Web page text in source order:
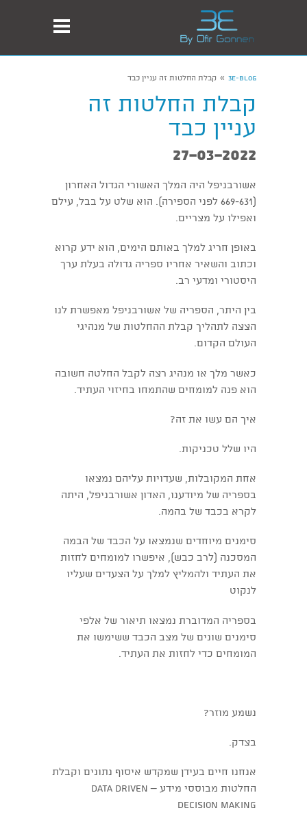
3E-Blog
» קבלת החלטות זה עניין כבד
קבלת החלטות זה
עניין כבד
27-03-2022
אשורבניפל היה המלך האשורי הגדול האחרון
(669-631 לפני הספירה). הוא שלט על בבל, עילם
ואפילו על מצריים.
באופן חריג למלך באותם הימים, הוא ידע קרוא
וכתוב והשאיר אחריו ספריה גדולה בעלת ערך
היסטורי ומדעי רב.
בין היתר, הספריה של אשורבניפל מאפשרת לנו
הצצה לתהליך קבלת ההחלטות של מנהיגי
העולם הקדום.
כאשר מלך או מנהיג רצה לקבל החלטה חשובה
הוא פנה למומחים שהתמחו בחיזוי העתיד.
איך הם עשו את זה?
היו שלל טכניקות.
אחת המקובלות, שעדויות עליהם נמצאו
בספריה של מיודענו, האדון אשורבניפל, היתה
לקרא בכבד של בהמה.
סימנים מיוחדים שנמצאו על הכבד של הבמה
המסכנה (לרב כבש), איפשרו למומחים לחזות
את העתיד ולהמליץ למלך על הצעדים שעליו
לנקוט
בספריה המדוברת נמצאו תיאור של אלפי
סימנים שונים של מצב הכבד ששימשו את
המומחים כדי לחזות את העתיד.
נשמע מוזר?
בצדק.
אנחנו חיים בעידן שמקדש איסוף נתונים וקבלת
החלטות מבוססי מידע – data driven
decision making